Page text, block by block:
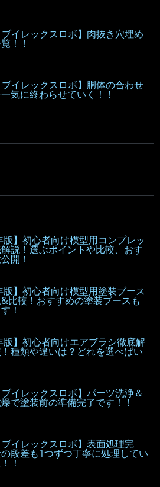
ブイレックスロボ】肉抜き穴埋め
！！
ブイレックスロボ】胴体の合わせ
気に終わらせていく！！
版】初心者向け模型用コンプレッ
説！選ぶポイントや比較、おす
開！
版】初心者向け模型用塗装ブース
比較！おすすめの塗装ブースも
！
版】初心者向けエアブラシ徹底解
種類や違いは？どれを選べばい
ブイレックスロボ】パーツ洗浄＆
で塗装前の準備完了です！！
ブイレックスロボ】表面処理完
段差も1つずつ丁寧に処理してい
！